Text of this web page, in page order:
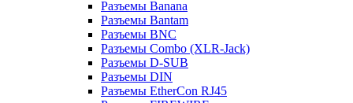
Разъемы Banana
Разъемы Bantam
Разъемы BNC
Разъемы Combo (XLR-Jack)
Разъемы D-SUB
Разъемы DIN
Разъемы EtherCon RJ45